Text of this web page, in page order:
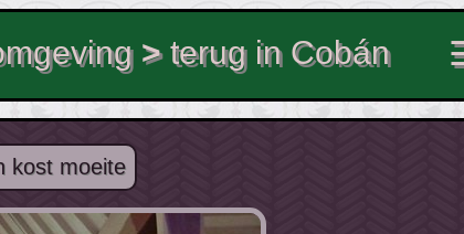
>terug in Cobán
kost moeite